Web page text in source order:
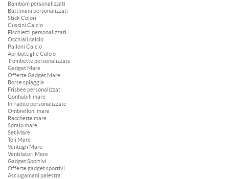
Bambam personalizzati
Battimani personalizzati
Stick Colori
Cuscini Calcio
Fischietti personalizzati
Occhiali calcio
Palloni Calcio
Apribottiglie Calcio
Trombette personalizzate
Gadget Mare
Offerte Gadget Mare
Borse spiaggia
Frisbee personalizzati
Gonfiabili mare
Infradito personalizzate
Ombrelloni mare
Racchette mare
Sdraio mare
Set Mare
Teli Mare
Ventagli Mare
Ventilatori Mare
Gadget Sportivi
Offerte gadget sportivi
Asciugamani palestra